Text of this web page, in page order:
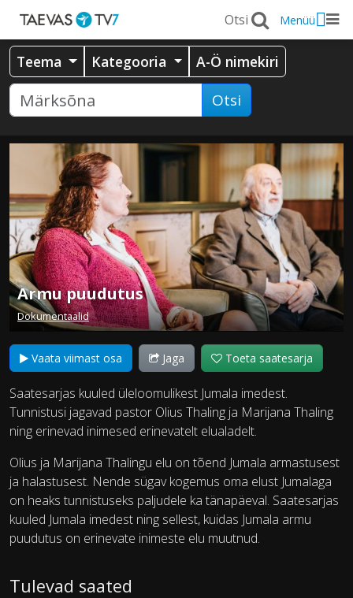
Menüü
Teema Kategooria A-Ö nimekiri
Otsi
Armu puudutus
Dokumentaalid
Vaata viimast osa Jaga Toeta saatesarja
Saatesarjas kuuled üleloomulikest Jumala imedest.
Tunnistusi jagavad pastor Olius Thaling ja Marijana Thaling
ning erinevad inimesed erinevatelt elualadelt.
Olius ja Marijana Thalingu elu on tõend Jumala armastusest
ja halastusest. Nende sügav kogemus oma elust Jumalaga
on heaks tunnistuseks paljudele ka tänapäeval. Saatesarjas
kuuled Jumala imedest ning sellest, kuidas Jumala armu
puudutus on erinevate inimeste elu muutnud.
Tulevad saated